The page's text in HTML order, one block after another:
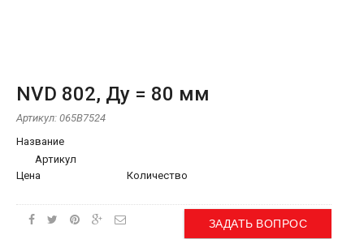
NVD 802, Ду = 80 мм
Артикул: 065B7524
Название
Артикул
Цена
Количество
ЗАДАТЬ ВОПРОС